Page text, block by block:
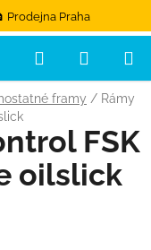
Prodejna Praha
Hledat
framy / Rámy
FSK
oilslick